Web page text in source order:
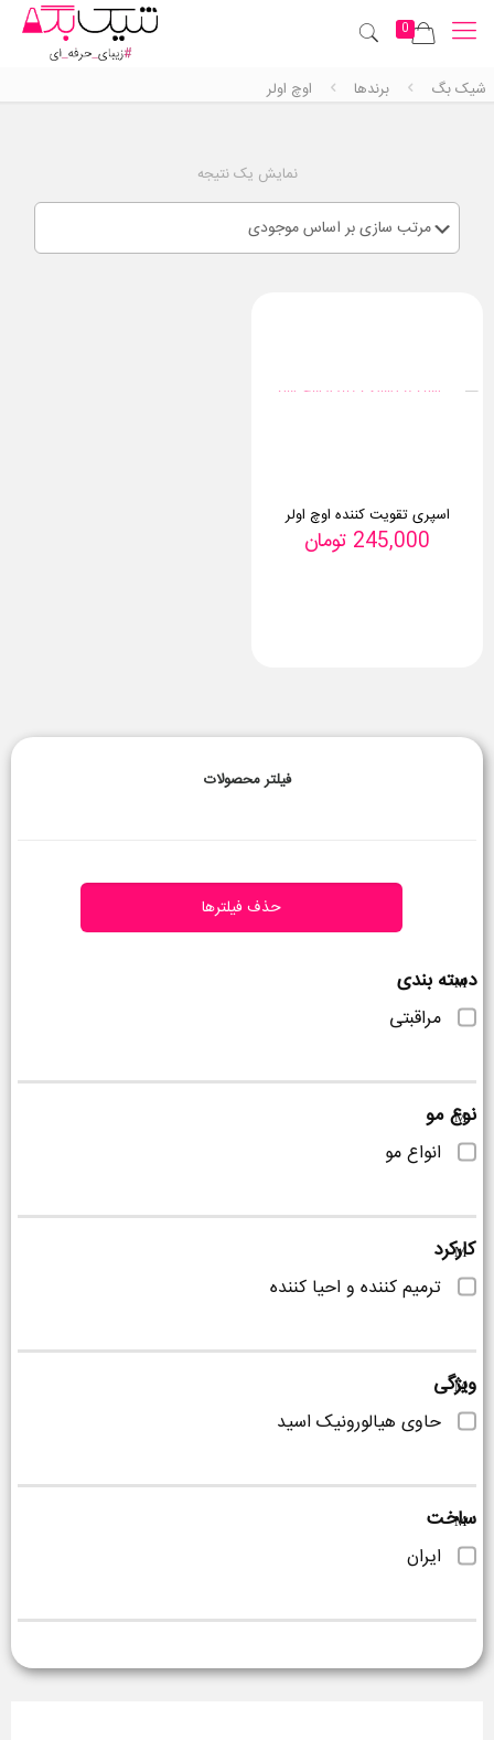
0
شیک بگ برندها اوچ اولر
نمایش یک نتیجه
اسپری تقویت کننده اوچ اولر
245,000 تومان
فیلتر محصولات
حذف فیلترها
دسته بندی
مراقبتی
نوع مو
انواع مو
کارکرد
ترمیم کننده و احیا کننده
ویژگی
حاوی هیالورونیک اسید
ساخت
ایران